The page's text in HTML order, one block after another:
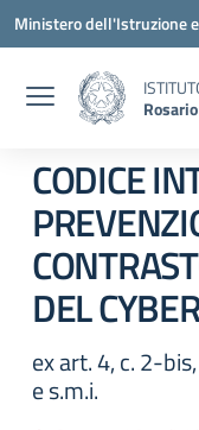
Vai ai contenuti
Vai al menu di navigazione
Vai al footer
Ministero dell'Istruzione
CODICE
DEL
ex art. 4, c. 2-
e s.m.i.